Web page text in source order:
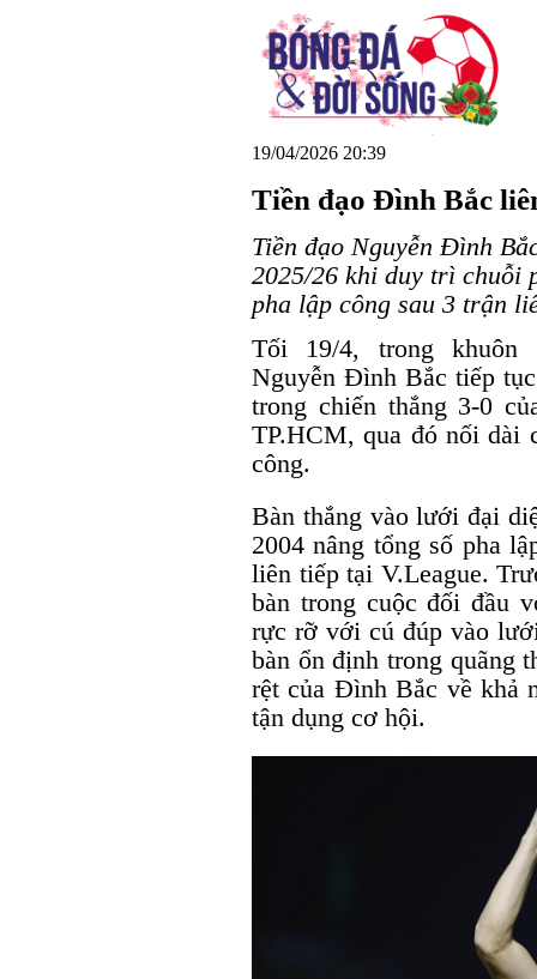
19/04/2026 20:39
Tiền đạo Đình Bắc
Tiền đạo Nguyễn Đình
2025/26 khi duy trì chuỗi
pha lập công sau 3 trận
Tối 19/4, trong khuôn
Nguyễn Đình Bắc tiếp
trong chiến thắng 3-0
TP.HCM, qua đó nối dài
công.
Bàn thắng vào lưới đại
2004 nâng tổng số pha
liên tiếp tại V.League.
bàn trong cuộc đối đầu
rực rỡ với cú đúp vào
bàn ổn định trong quãng
rệt của Đình Bắc về khả
tận dụng cơ hội.